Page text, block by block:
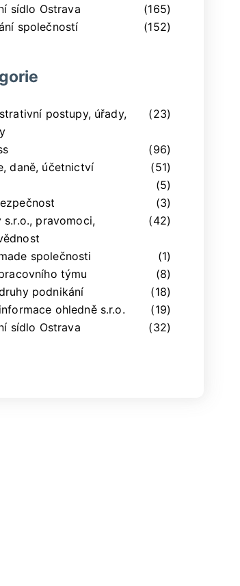
sídlo Ostrava
(165)
společností
(152)
postupy, úřady,
(23)
(96)
daně, účetnictví
(51)
(5)
(3)
s.r.o., pravomoci,
(42)
společnosti
(1)
týmu
(8)
podnikání
(18)
ohledně s.r.o.
(19)
sídlo Ostrava
(32)